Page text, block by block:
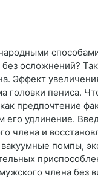
осложнений?
Эффект
головки пениса.
предпочтение
удлинение.
члена и
помпы,
члена без